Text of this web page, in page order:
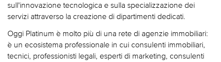
sull'innovazione tecnologica e sulla specializzazione dei
servizi attraverso la creazione di dipartimenti dedicati.
Oggi Platinum è molto più di una rete di agenzie immobiliari:
è un ecosistema professionale in cui consulenti immobiliari,
tecnici, professionisti legali, esperti di marketing, consulenti